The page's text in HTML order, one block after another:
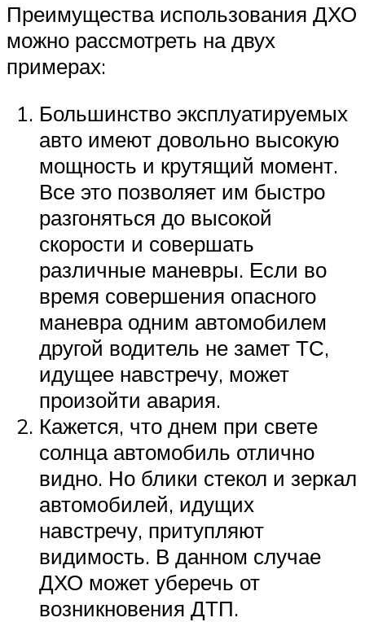
Преимущества использования ДХО
можно рассмотреть на двух
примерах:
Большинство эксплуатируемых
авто имеют довольно высокую
мощность и крутящий момент.
Все это позволяет им быстро
разгоняться до высокой
скорости и совершать
различные маневры. Если во
время совершения опасного
маневра одним автомобилем
другой водитель не замет ТС,
идущее навстречу, может
произойти авария.
Кажется, что днем при свете
солнца автомобиль отлично
видно. Но блики стекол и зеркал
автомобилей, идущих
навстречу, притупляют
видимость. В данном случае
ДХО может уберечь от
возникновения ДТП.